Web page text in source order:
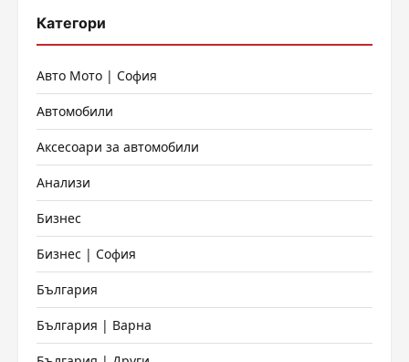
Категори
Авто Мото | София
Автомобили
Аксесоари за автомобили
Анализи
Бизнес
Бизнес | София
България
България | Варна